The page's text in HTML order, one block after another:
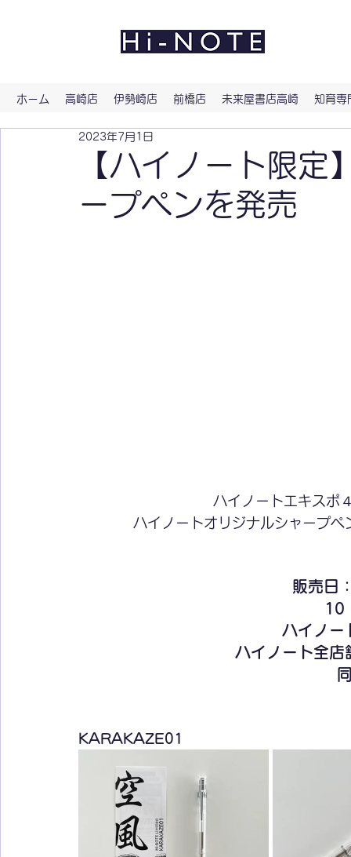
ホーム 高崎店 伊勢崎店 前橋店 未来屋書店高崎 知育
【ハイノート限
ープペンを発売
2023年7月1日
ハイノートエキスポ
ハイノートオリジナルシャープペ
販売日
10
ハイノー
ハイノート全店
KARAKAZE01